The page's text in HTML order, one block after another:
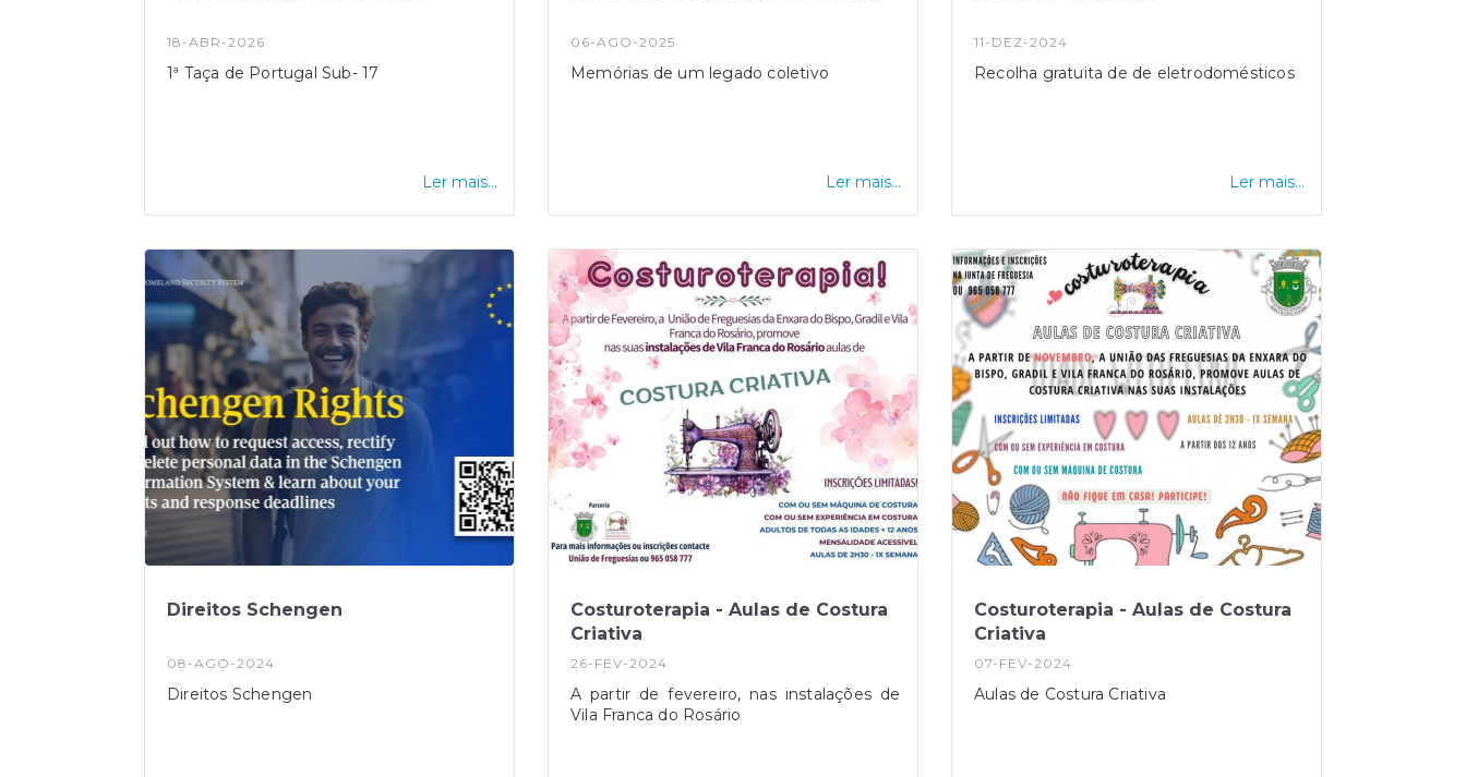
18-ABR-2026
1ª Taça de Portugal Sub- 17
Ler mais...
06-AGO-2025
Memórias de um legado coletivo
Ler mais...
11-DEZ-2024
Recolha gratuita de de eletrodomésticos
Ler mais...
Direitos Schengen
08-AGO-2024
Direitos Schengen
Costuroterapia - Aulas de Costura
Criativa
26-FEV-2024
A partir de fevereiro, nas instalações de
Vila Franca do Rosário
Costuroterapia - Aulas de Costura
Criativa
07-FEV-2024
Aulas de Costura Criativa